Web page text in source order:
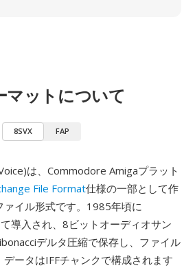
マットについて
8SVX FAP
は、Commodore Amigaプラット
File Format仕様の一部として作
ァイル形式です。1985年頃に
導入され、8ビットオーディオサン
デルタ圧縮で保存し、ファイル
ータはIFFチャンクで構成されます